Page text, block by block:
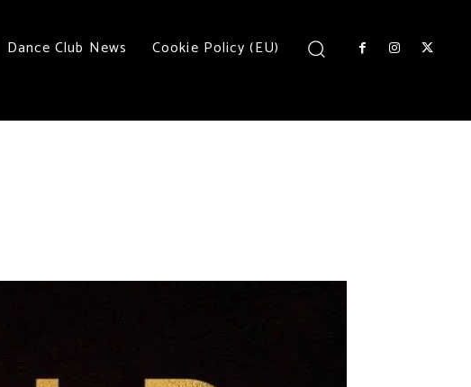
Dance Club News Cookie Policy (EU)